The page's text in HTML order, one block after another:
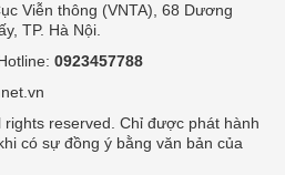
Viễn thông (VNTA), 68 Dương
TP. Hà Nội.
0923457788
reserved. Chỉ được phát hành
có sự đồng ý bằng văn bản của